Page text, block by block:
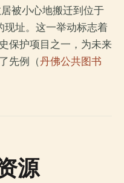
被小心地搬迁到位于
现址。这一举动标志着
保护项目之一，为未来
先例（丹佛公共图书
源